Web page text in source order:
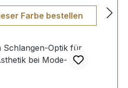
Farbe bestellen